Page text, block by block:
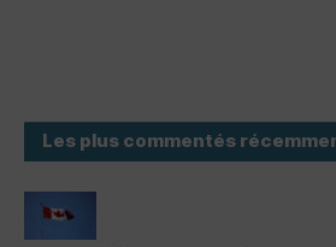
Les plus commentés